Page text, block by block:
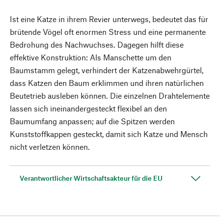
Ist eine Katze in ihrem Revier unterwegs, bedeutet das für
brütende Vögel oft enormen Stress und eine permanente
Bedrohung des Nachwuchses. Dagegen hilft diese
effektive Konstruktion: Als Manschette um den
Baumstamm gelegt, verhindert der Katzenabwehrgürtel,
dass Katzen den Baum erklimmen und ihren natürlichen
Beutetrieb ausleben können. Die einzelnen Drahtelemente
lassen sich ineinandergesteckt flexibel an den
Baumumfang anpassen; auf die Spitzen werden
Kunststoffkappen gesteckt, damit sich Katze und Mensch
nicht verletzen können.
Verantwortlicher Wirtschaftsakteur für die EU